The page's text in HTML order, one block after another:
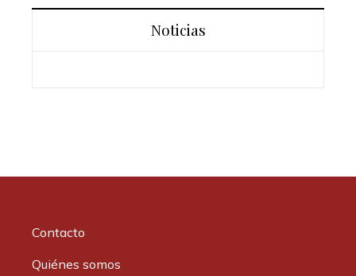
Noticias
Contacto
Quiénes somos